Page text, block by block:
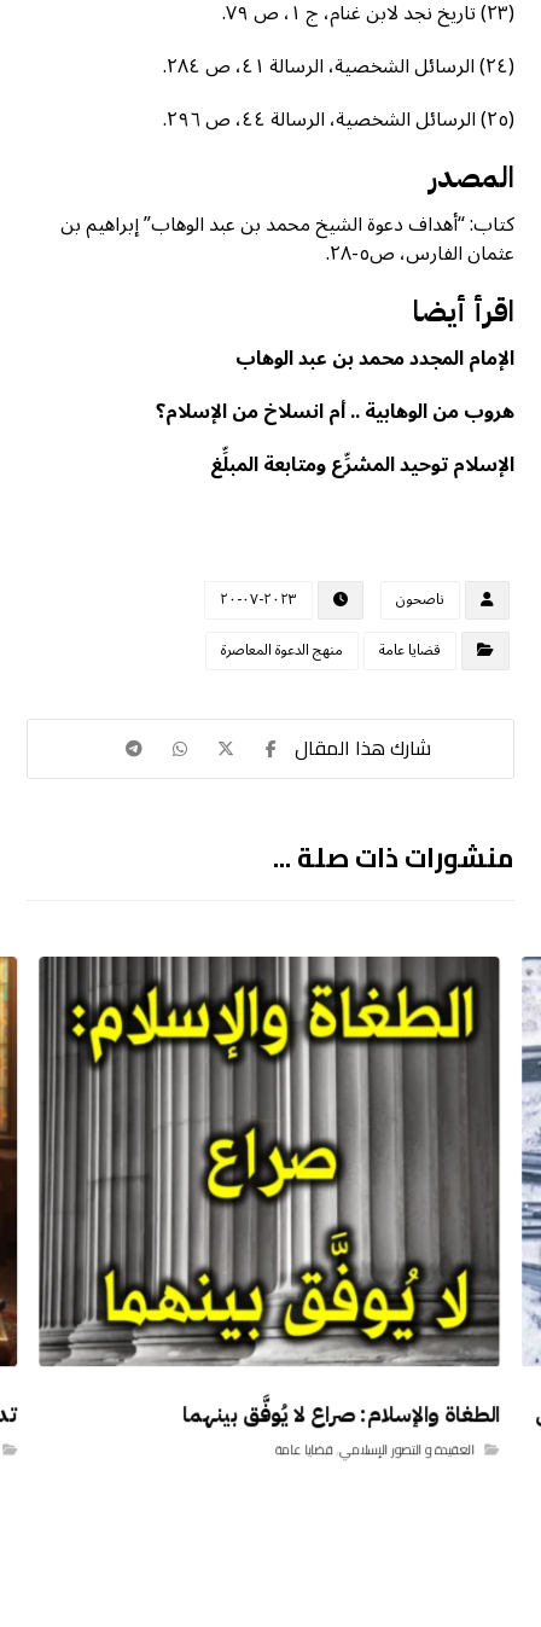
(٢٣) تاريخ نجد لابن غنام، ج ١، ص ٧٩.
(٢٤) الرسائل الشخصية، الرسالة ٤١، ص ٢٨٤.
(٢٥) الرسائل الشخصية، الرسالة ٤٤، ص ٢٩٦.
المصدر
كتاب: “أهداف دعوة الشيخ محمد بن عبد الوهاب” إبراهيم بن
عثمان الفارس، ص٥-٢٨.
اقرأ أيضا
الإمام المجدد محمد بن عبد الوهاب
هروب من الوهابية .. أم انسلاخ من الإسلام؟
الإسلام توحيد المشرِّع ومتابعة المبلِّغ
ناصحون
٢٠٢٣-٠٧-٢٠
قضايا عامة
منهج الدعوة المعاصرة
منشورات ذات صلة ...
الطغاة والإسلام: صراع لا يُوفَّق بينهما
العقيدة و التصور الإسلامي,قضايا عامة